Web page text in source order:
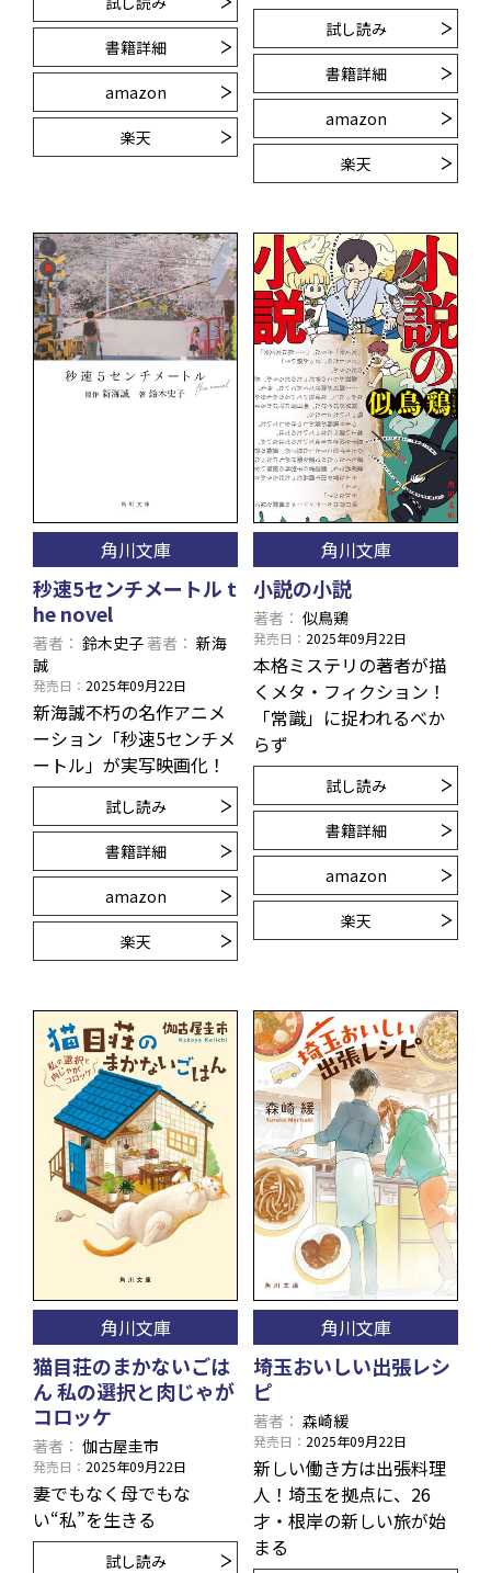
書籍詳細
amazon
楽天
試し読み
書籍詳細
amazon
楽天
角川文庫
秒速5センチメートル t
he novel
著者 鈴木史子著者
新海
誠
発売日 2025年09月22日
新海誠不朽の名作アニメ
ーション「秒速5センチメ
ートル」が実写映画化！
試し読み
書籍詳細
amazon
楽天
角川文庫
小説の小説
著者 似鳥鶏
発売日 2025年09月22日
本格ミステリの著者が描
くメタ・フィクション！
「常識」に捉われるべか
らず
試し読み
書籍詳細
amazon
楽天
角川文庫
猫目荘のまかないごは
ん 私の選択と肉じゃが
コロッケ
著者 伽古屋圭市
発売日 2025年09月22日
妻でもなく母でもな
い“私”を生きる
試し読み
角川文庫
埼玉おいしい出張レシ
ピ
著者 森崎緩
発売日 2025年09月22日
新しい働き方は出張料理
人！埼玉を拠点に、26
才・根岸の新しい旅が始
まる